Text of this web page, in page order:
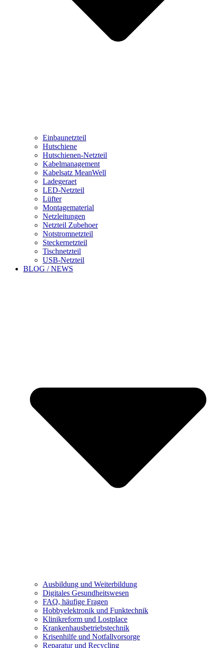
Einbaunetzteil
Hutschiene
Hutschienen-Netzteil
Kabelmanagement
Kabelsatz MeanWell
Ladegeraet
LED-Netzteil
Lüfter
Montagematerial
Netzleitungen
Netzteil Zubehoer
Notstromnetzteil
Steckernetzteil
Tischnetzteil
USB-Netzteil
BLOG / NEWS
Ausbildung und Weiterbildung
Digitales Gesundheitswesen
FAQ, häufige Fragen
Hobbyelektronik und Funktechnik
Klinikreform und Lostplace
Krankenhausbetriebstechnik
Krisenhilfe und Notfallvorsorge
Reparatur und Recycling